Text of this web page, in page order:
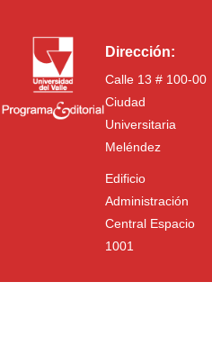
Dirección:
Calle 13 # 100-00
Ciudad
Universitaria
Meléndez
Edificio
Administración
Central Espacio
1001